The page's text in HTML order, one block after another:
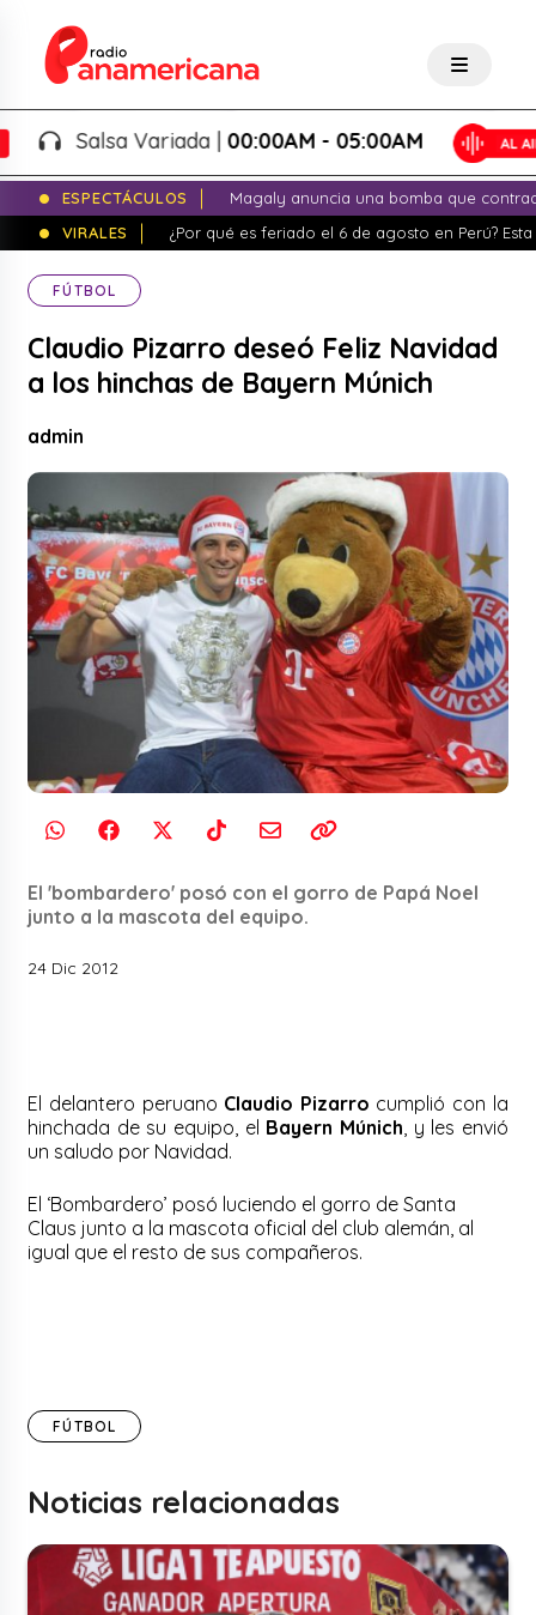
Salsa Variada |00:00AM - 05:00AM
ESPECTÁCULOS
Magaly anuncia una bomba que
VIRALES
¿Por qué es feriado el 6 de agosto en Perú?
FÚTBOL
Claudio Pizarro deseó Feliz Navidad
a los hinchas de Bayern Múnich
admin
El 'bombardero' posó con el gorro de Papá Noel
junto a la mascota del equipo.
24 Dic 2012
El delantero peruano Claudio Pizarro cumplió con la
hinchada de su equipo, el Bayern Múnich, y les envió
un saludo por Navidad.
El ‘Bombardero’ posó luciendo el gorro de Santa
Claus junto a la mascota oficial del club alemán, al
igual que el resto de sus compañeros.
FÚTBOL
Noticias relacionadas